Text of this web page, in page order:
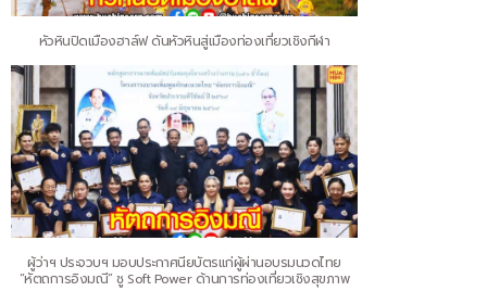
หัวหินปิดเมืองฮาล์ฟ ดันหัวหินสู่เมืองท่องเที่ยวเชิงกีฬา
ผู้ว่าฯ ประจวบฯ มอบประกาศนียบัตรแก่ผู้ผ่านอบรมนวดไทย
“หัตถการอิงมณี” ชู Soft Power ด้านการท่องเที่ยวเชิงสุขภาพ